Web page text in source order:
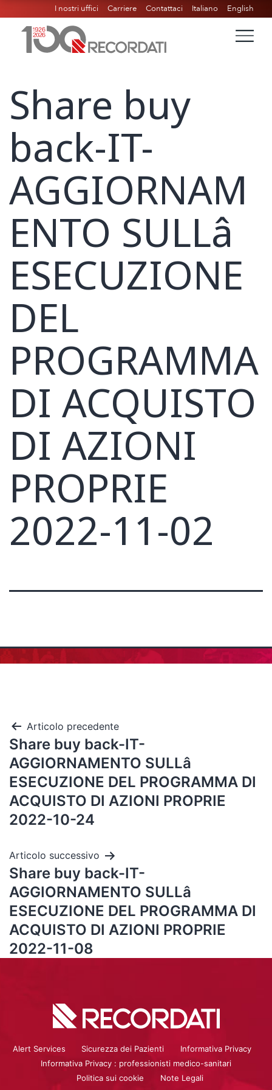
I nostri uffici Carriere Contattaci Italiano English
Share buy
back-IT-
AGGIORNAM
ENTO SULLâ
ESECUZIONE
DEL
PROGRAMMA
DI ACQUISTO
DI AZIONI
PROPRIE
2022-11-02
Articolo precedente
Share buy back-IT-
AGGIORNAMENTO SULLâ
ESECUZIONE DEL PROGRAMMA DI
ACQUISTO DI AZIONI PROPRIE
2022-10-24
Articolo successivo
Share buy back-IT-
AGGIORNAMENTO SULLâ
ESECUZIONE DEL PROGRAMMA DI
ACQUISTO DI AZIONI PROPRIE
2022-11-08
Alert Services Sicurezza dei Pazienti
Informativa Privacy
Informativa Privacy : professionisti medico-sanitari
Politica sui cookie
Note Legali